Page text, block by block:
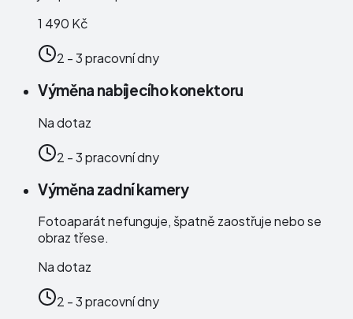
1 490 Kč
2 - 3 pracovní dny
Výměna nabíjecího konektoru
Na dotaz
2 - 3 pracovní dny
Výměna zadní kamery
Fotoaparát nefunguje, špatně zaostřuje nebo se
obraz třese.
Na dotaz
2 - 3 pracovní dny